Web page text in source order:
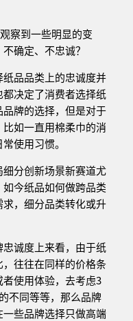
察到一些明显的变
确定、不忠诚？
品品类上的忠诚度并
决定了消费者选择纸
牌的选择，但是对于
如一直用棉柔巾的消
使用习惯。
分创新场景新赛道尤
今纸品如何做跨品类
，细分品类转化或升
诚度上来看，由于纸
往往在同样的价格条
使用体验，去考虑3
不同等等，那么品牌
些品牌选择只做高端